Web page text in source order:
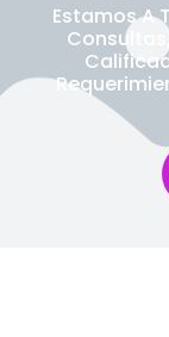
Estamos A